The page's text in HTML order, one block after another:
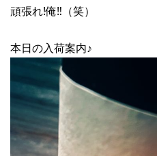
頑張れ!俺‼︎（笑）
本日の入荷案内♪